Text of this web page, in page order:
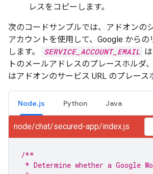
レスをコピーします。
次のコードサンプルでは、アドオンの
アカウントを使用して、Google から
します。
SERVICE_ACCOUNT_EMAIL
トのメールアドレスのプレースホルダ、
はアドオンのサービス URL のプレース
Node.js Python Java
node/chat/secured-app/index.js
/**
* Determine whether a Google